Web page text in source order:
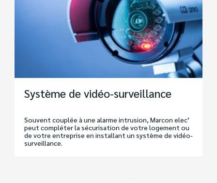
Système de vidéo-surveillance
Souvent couplée à une alarme intrusion, Marcon elec’
peut compléter la sécurisation de votre logement ou
de votre entreprise en installant un système de vidéo-
surveillance.